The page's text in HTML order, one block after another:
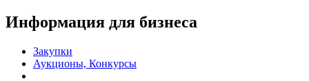
Информация для бизнеса
Закупки
Аукционы, Конкурсы